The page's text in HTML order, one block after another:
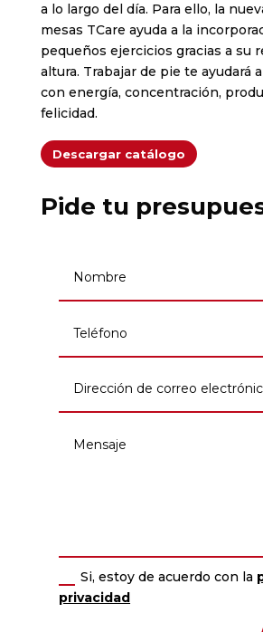
a lo largo del día. Para ello, la
mesas TCare ayuda a la
pequeños ejercicios gracias a su
altura. Trabajar de pie te ayudará
con energía, concentración,
felicidad.
Descargar catálogo
Pide tu
Si, estoy de acuerdo con la
privacidad